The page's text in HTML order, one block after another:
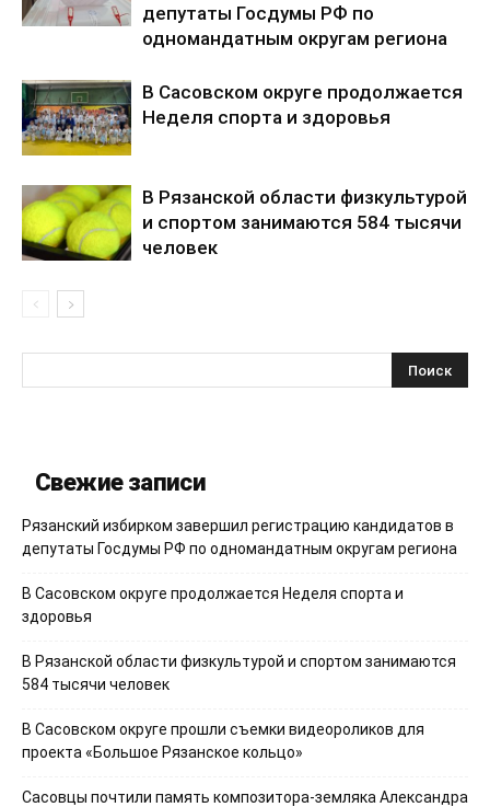
депутаты Госдумы РФ по
одномандатным округам региона
В Сасовском округе продолжается
Неделя спорта и здоровья
В Рязанской области физкультурой
и спортом занимаются 584 тысячи
человек
Свежие записи
Рязанский избирком завершил регистрацию кандидатов в
депутаты Госдумы РФ по одномандатным округам региона
В Сасовском округе продолжается Неделя спорта и
здоровья
В Рязанской области физкультурой и спортом занимаются
584 тысячи человек
В Сасовском округе прошли съемки видеороликов для
проекта «Большое Рязанское кольцо»
Сасовцы почтили память композитора-земляка Александра